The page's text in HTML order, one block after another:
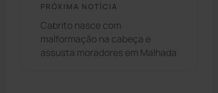
PRÓXIMA NOTÍCIA
Cabrito nasce com
malformação na cabeça e
assusta moradores em Malhada